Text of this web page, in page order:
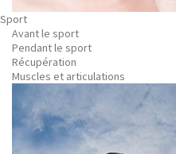
Sport
Avant le sport
Pendant le sport
Récupération
Muscles et articulations